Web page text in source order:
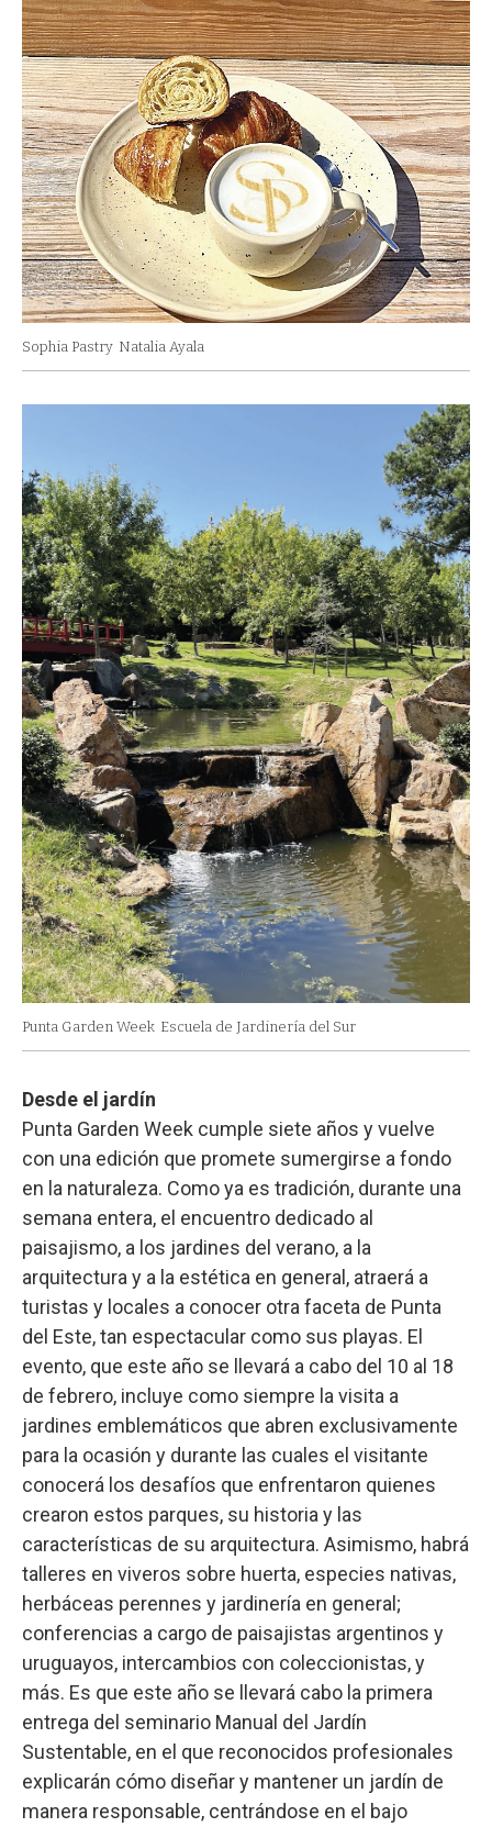
Sophia Pastry Natalia Ayala
Punta Garden Week Escuela de Jardinería del Sur
Desde el jardín
Punta Garden Week cumple siete años y vuelve
con una edición que promete sumergirse a fondo
en la naturaleza. Como ya es tradición, durante una
semana entera, el encuentro dedicado al
paisajismo, a los jardines del verano, a la
arquitectura y a la estética en general, atraerá a
turistas y locales a conocer otra faceta de Punta
del Este, tan espectacular como sus playas. El
evento, que este año se llevará a cabo del 10 al 18
de febrero, incluye como siempre la visita a
jardines emblemáticos que abren exclusivamente
para la ocasión y durante las cuales el visitante
conocerá los desafíos que enfrentaron quienes
crearon estos parques, su historia y las
características de su arquitectura. Asimismo, habrá
talleres en viveros sobre huerta, especies nativas,
herbáceas perennes y jardinería en general;
conferencias a cargo de paisajistas argentinos y
uruguayos, intercambios con coleccionistas, y
más. Es que este año se llevará cabo la primera
entrega del seminario Manual del Jardín
Sustentable, en el que reconocidos profesionales
explicarán cómo diseñar y mantener un jardín de
manera responsable, centrándose en el bajo